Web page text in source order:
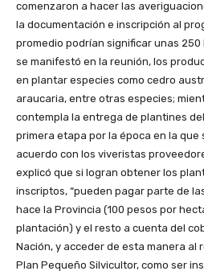
comenzaron a hacer las
la documentación e inscripción al
promedio podrían significar unas
se manifestó en la reunión, los
en plantar especies como cedro
araucaria, entre otras especies;
contempla la entrega de plantines
primera etapa por la época en la que
acuerdo con los viveristas
explicó que si logran obtener los
inscriptos, “pueden pagar parte de
hace la Provincia (100 pesos por
plantación) y el resto a cuenta del
Nación, y acceder de esta manera al
Plan Pequeño Silvicultor, como ser